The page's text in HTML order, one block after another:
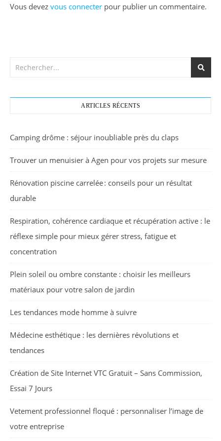
Vous devez vous connecter pour publier un commentaire.
ARTICLES RÉCENTS
Camping drôme : séjour inoubliable près du claps
Trouver un menuisier à Agen pour vos projets sur mesure
Rénovation piscine carrelée : conseils pour un résultat
durable
Respiration, cohérence cardiaque et récupération active : le
réflexe simple pour mieux gérer stress, fatigue et
concentration
Plein soleil ou ombre constante : choisir les meilleurs
matériaux pour votre salon de jardin
Les tendances mode homme à suivre
Médecine esthétique : les dernières révolutions et
tendances
Création de Site Internet VTC Gratuit – Sans Commission,
Essai 7 Jours
Vetement professionnel floqué : personnaliser l’image de
votre entreprise